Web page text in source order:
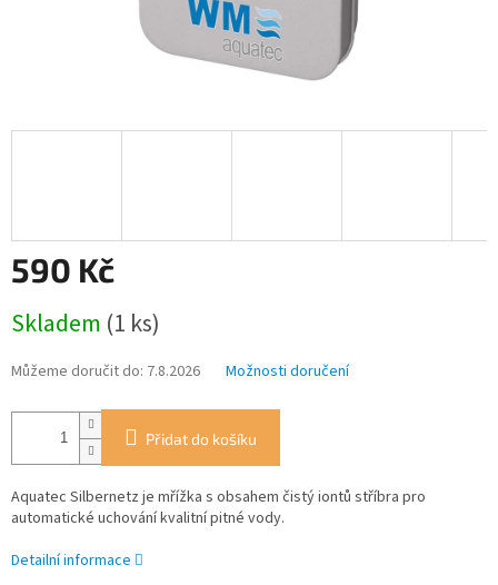
590 Kč
cena:
Skladem (1 ks)
Můžeme doručit do: 7.8.2026 Možnosti doručení
Přidat do košíku
Aquatec Silbernetz je mřížka s obsahem čistý iontů stříbra pro
automatické uchování kvalitní pitné vody.
Detailní informace